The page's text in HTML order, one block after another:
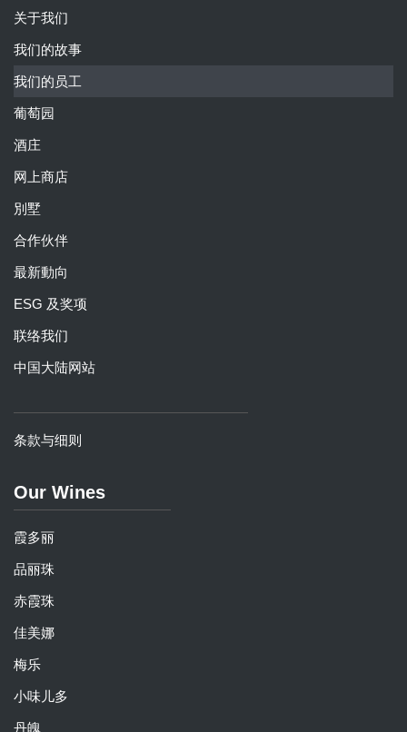
关于我们
我们的故事
我们的员工
葡萄园
酒庄
网上商店
別墅
合作伙伴
最新動向
ESG 及奖项
联络我们
中国大陆网站
条款与细则
Our Wines
霞多丽
品丽珠
赤霞珠
佳美娜
梅乐
小味儿多
丹魄